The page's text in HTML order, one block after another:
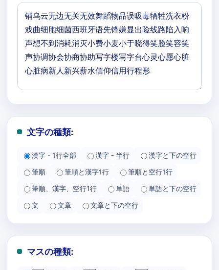
文字の種類:
漢字 - 1行全部 漢字 - 半行
漢字と下の空行
筆順
筆順と漢字1行
筆順と空行1行
筆順、漢字、空行1行
単語
単語と下の空行
文
文章 文章と下の空行
マスの種類: